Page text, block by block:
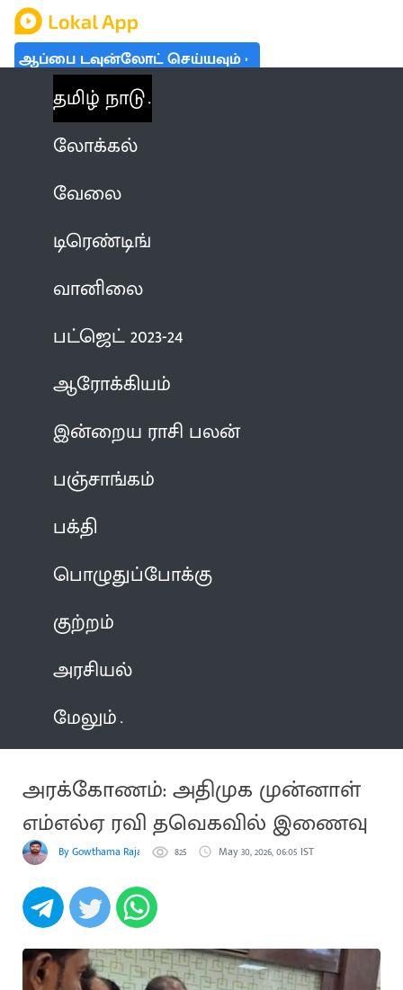
ஆப்பை டவுன்லோட் செய்யவும்
தமிழ் நாடு
லோக்கல்
வேலை
டிரெண்டிங்
வானிலை
பட்ஜெட் 2023-24
ஆரோக்கியம்
இன்றைய ராசி பலன்
பஞ்சாங்கம்
பக்தி
பொழுதுப்போக்கு
குற்றம்
அரசியல்
மேலும்
அரக்கோணம்: அதிமுக முன்னாள்
எம்எல்ஏ ரவி தவெகவில் இணைவு
By Gowthama Rajakumaran825 May 30, 2026, 06:05 IST